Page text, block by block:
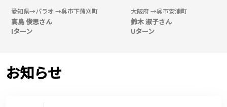
愛知県→パラオ →呉市下蒲刈町
高島 俊思さん
Iターン
大阪府 →呉市安浦町
鈴木 淑子さん
Uターン
お知らせ